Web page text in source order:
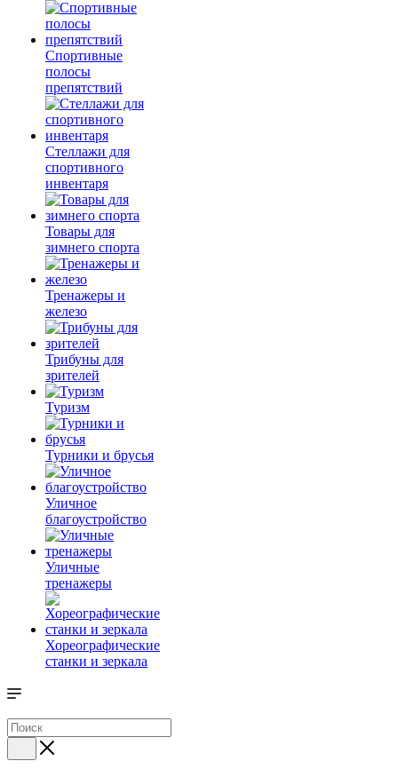
Спортивные
полосы
препятствий
Стеллажи для
спортивного
инвентаря
Товары для
зимнего спорта
Тренажеры и
железо
Трибуны для
зрителей
Туризм
Турники и брусья
Уличное
благоустройство
Уличные
тренажеры
Хореографические
станки и зеркала